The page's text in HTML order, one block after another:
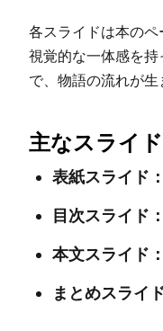
各スライドは本の
視覚的な一体感を
で、物語の流れが生
主なスライ
表紙スライド：
目次スライド：
本文スライド：
まとめスライ